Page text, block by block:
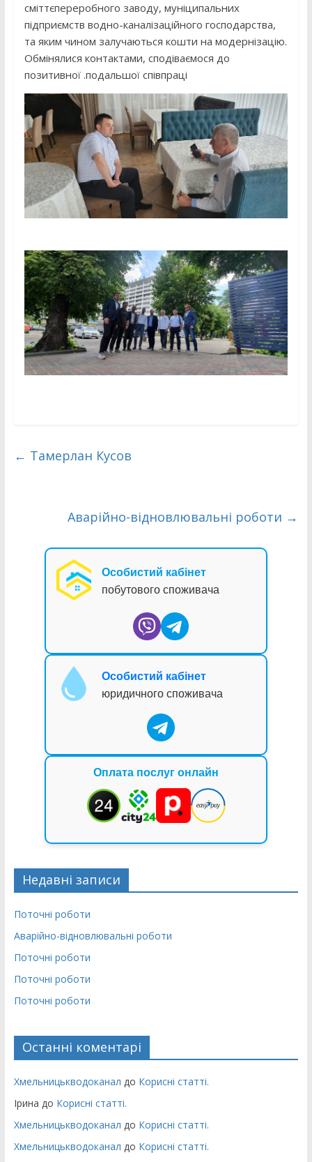
сміттєпереробного заводу, муніципальних
підприємств водно-каналізаційного господарства,
та яким чином залучаються кошти на модернізацію.
Обмінялися контактами, сподіваємося до
позитивної .подальшої співпраці
← Тамерлан Кусов
Аварійно-відновлювальні роботи →
Особистий кабінет
побутового споживача
Особистий кабінет
юридичного споживача
Оплата послуг онлайн
Недавні записи
Поточні роботи
Аварійно-відновлювальні роботи
Поточні роботи
Поточні роботи
Поточні роботи
Останні коментарі
Хмельницькводоканал до Корисні статті.
Ірина до Корисні статті.
Хмельницькводоканал до Корисні статті.
Хмельницькводоканал до Корисні статті.